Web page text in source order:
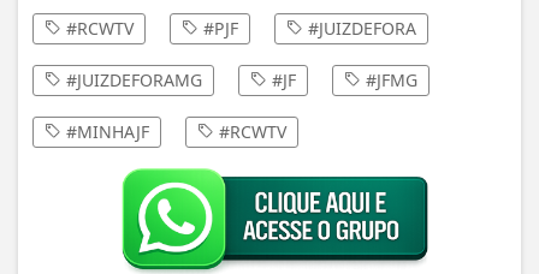
#RCWTV #PJF #JUIZDEFORA
#JUIZDEFORAMG #JF #JFMG
#MINHAJF #RCWTV